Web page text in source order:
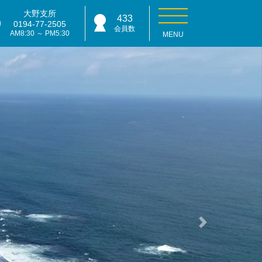
大野支所
0194-77-2505
AM8:30 ～ PM5:30
433
会員数
MENU
Next